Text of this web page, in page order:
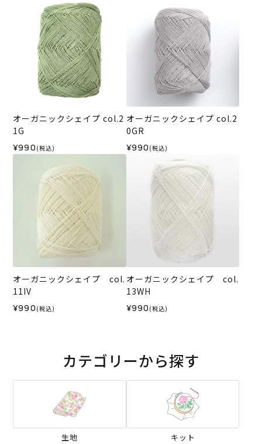
オーガニックシェイプ col.2
1G
¥990 (税込)
オーガニックシェイプ col.2
0GR
¥990 (税込)
オーガニックシェイプ col.
11IV
¥990 (税込)
オーガニックシェイプ col.
13WH
¥990 (税込)
カテゴリーから探す
生地 キット